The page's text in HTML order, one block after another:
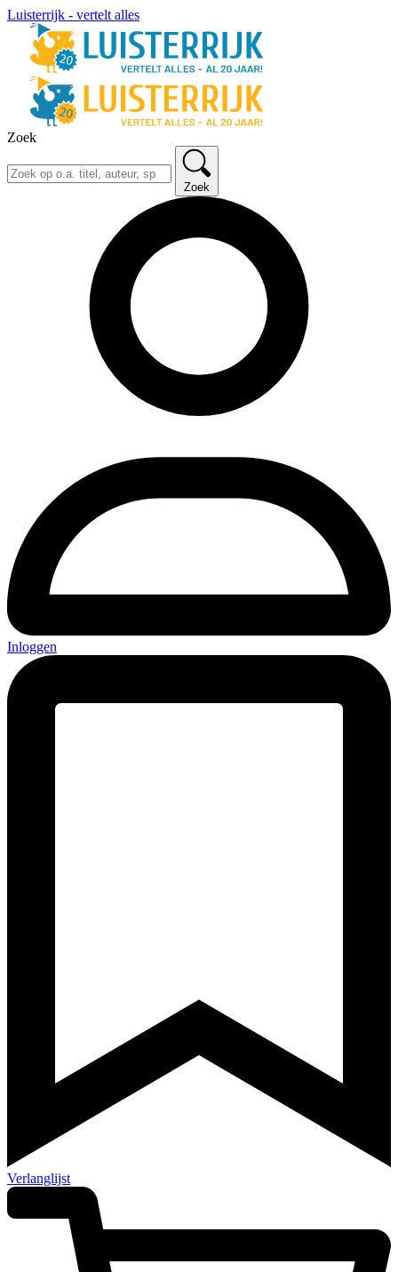
Luisterrijk - vertelt alles
Zoek
Zoek
Inloggen
Verlanglijst